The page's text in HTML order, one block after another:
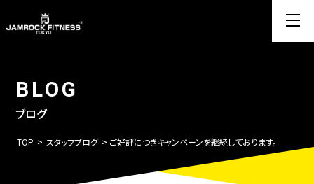
BLOG
ブログ
TOP > スタッフブログ > ご好評につきキャンペーンを継続しております。